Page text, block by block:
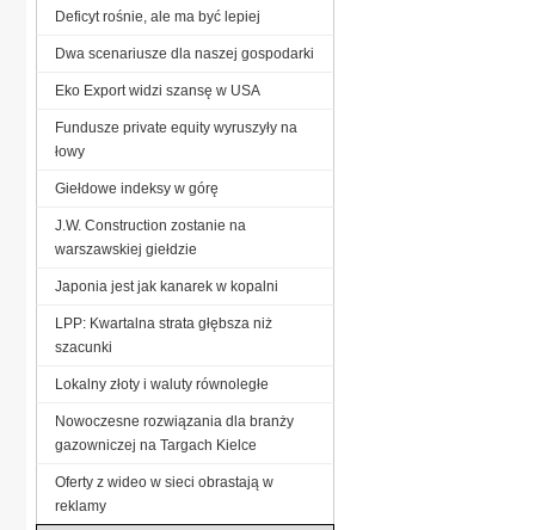
Deficyt rośnie, ale ma być lepiej
Dwa scenariusze dla naszej gospodarki
Eko Export widzi szansę w USA
Fundusze private equity wyruszyły na
łowy
Giełdowe indeksy w górę
J.W. Construction zostanie na
warszawskiej giełdzie
Japonia jest jak kanarek w kopalni
LPP: Kwartalna strata głębsza niż
szacunki
Lokalny złoty i waluty równoległe
Nowoczesne rozwiązania dla branży
gazowniczej na Targach Kielce
Oferty z wideo w sieci obrastają w
reklamy